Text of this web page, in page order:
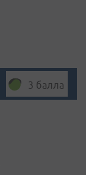
3 балла